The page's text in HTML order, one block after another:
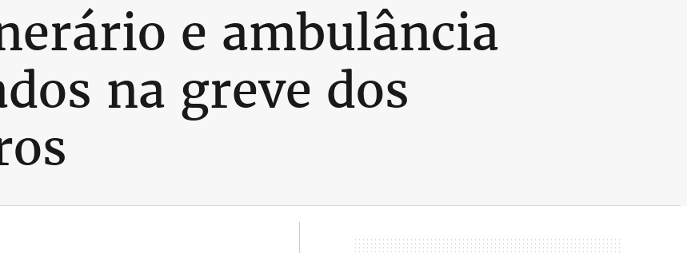
e ambulância
na greve dos